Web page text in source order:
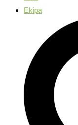
Ekipa